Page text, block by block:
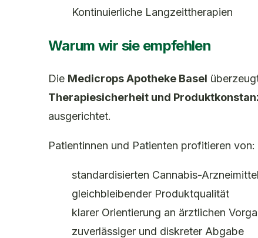
Kontinuierliche Langzeittherapien
Warum wir sie empfehlen
Die Medicrops Apotheke Basel
Therapiesicherheit und
ausgerichtet.
Patientinnen und Patienten profitieren von:
standardisierten Cannabis-
gleichbleibender Produktqualität
klarer Orientierung an ärztlichen
zuverlässiger und diskreter Abgabe